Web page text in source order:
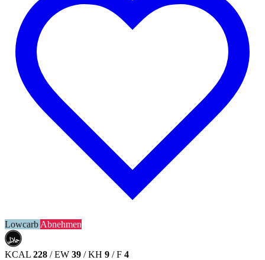
Lowcarb Abnehmen
حلال
HALAL
KCAL 228 / EW 39 / KH 9 / F 4